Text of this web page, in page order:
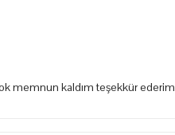
memnun kaldım teşekkür ederim